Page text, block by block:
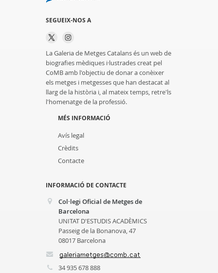
SEGUEIX-NOS A
La Galeria de Metges Catalans és un web de
biografies mèdiques i·lustrades creat pel
CoMB amb l'objectiu de donar a conèixer
els metges i metgesses que han destacat al
llarg de la història i, al mateix temps, retre'ls
l'homenatge de la professió.
MÉS INFORMACIÓ
Avís legal
Crèdits
Contacte
INFORMACIÓ DE CONTACTE
Col·legi Oficial de Metges de
Barcelona
UNITAT D'ESTUDIS ACADÈMICS
Passeig de la Bonanova, 47
08017 Barcelona
34 935 678 888